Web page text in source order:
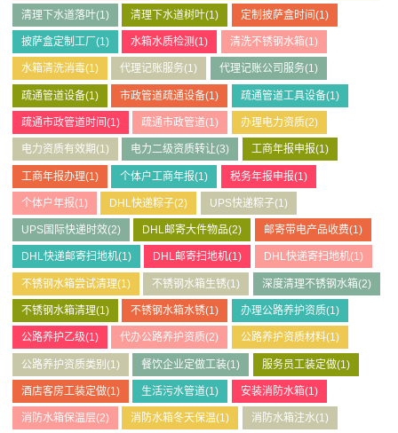
清理下水道落叶(1) 清理下水道树叶(1) 定制披萨盒时间(1)
披萨盒定制工厂 (1) 水箱水质检测(1) 清洗不锈钢水箱(1)
水箱清洗消毒(1) 代理记账服务(1) 代理记账公司服务(1)
疏通管道设备(1) 市政管道疏通设备(1) 疏通管道工具设备(1)
疏通市政管道时间 (1) 疏通市政管道(1) 办理电力资质(2)
电力资质有效期 (1) 电力二级资质转让(3) 工商年报申报(1)
工商年报办理(1) 个体户工商年报(1) 税务年报申报(1)
个体户年报(1) DHL快递粽子(2) UPS快递粽子(1)
UPS国际快递时效(2) DHL邮寄大件物品(2) 邮寄带电产品收费(1)
DHL快递邮寄扫地机(1) DHL邮寄扫地机(1) DHL快递寄扫地机(1)
不锈钢水箱尝试清理(1) 不锈钢水箱生锈(1) 深度清理不锈钢水箱(2)
不锈钢水箱清理(1) 不锈钢水箱水锈(1) 办理公路养护资质(1)
公路养护乙级(1) 代办公路养护资质(2) 公路养护资质材料(1)
公路养护资质类别 (1) 餐饮企业定做工装(1) 服务员工装定做(1)
酒店客房工装定做(1) 生活污水管道(1) 安装消防水箱(1)
消防水箱保温层(2) 消防水箱冬天保温(1) 消防水箱注水(1)